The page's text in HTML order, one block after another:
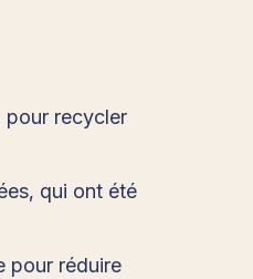
pour recycler
qui ont été
pour réduire